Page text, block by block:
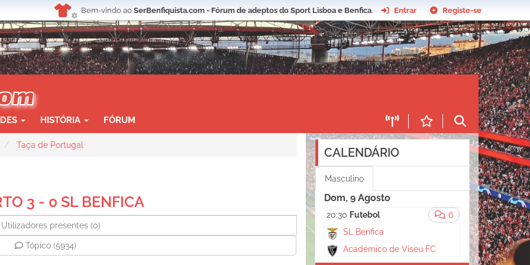
Bem-vindo ao SerBenfiquista.com - Fórum de adeptos do Sport Lisboa e Benfica. Entrar Registe-se
HISTÓRIA FÓRUM
Taça de Portugal
3 - 0 SL BENFICA
Utilizadores presentes(0)
Tópico(5934)
CALENDÁRIO
Masculino
Dom, 9 Agosto
6
20:30 Futebol
SL Benfica
Académico de Viseu FC